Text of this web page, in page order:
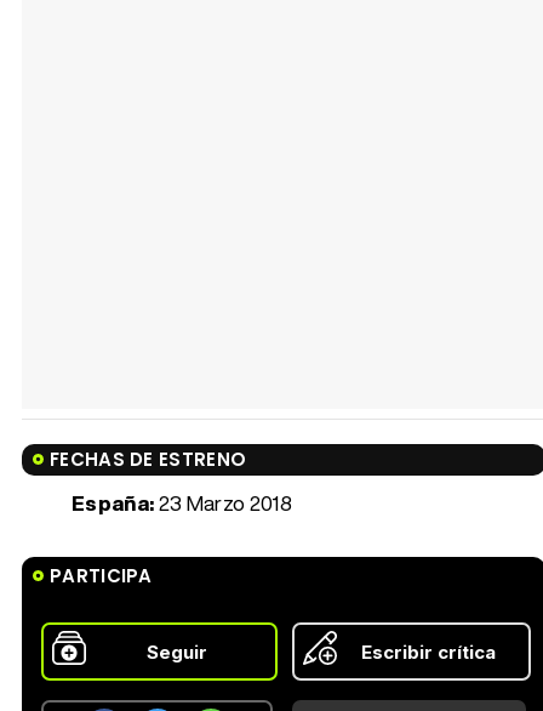
FECHAS DE ESTRENO
España:23 Marzo 2018
PARTICIPA
Seguir Escribir crítica